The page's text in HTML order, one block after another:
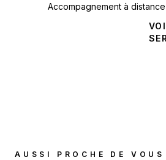
Accompagnement à
AUSSI PROCHE DE VOUS